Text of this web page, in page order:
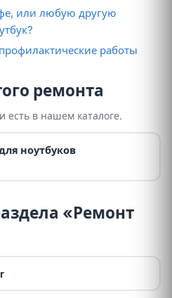
или любую другую
работы
ремонта
есть в нашем каталоге.
ноутбуков
«Ремонт